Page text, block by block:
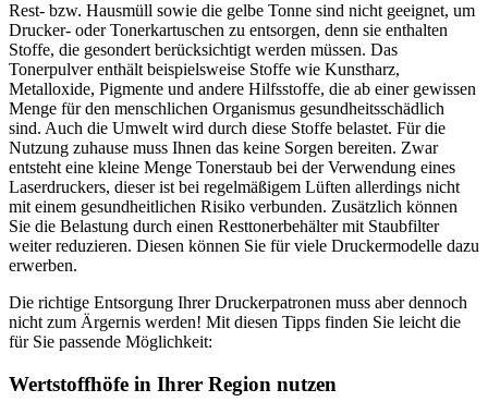
Rest- bzw. Hausmüll sowie die gelbe Tonne sind nicht geeignet, um
Drucker- oder Tonerkartuschen zu entsorgen, denn sie enthalten
Stoffe, die gesondert berücksichtigt werden müssen. Das
Tonerpulver enthält beispielsweise Stoffe wie Kunstharz,
Metalloxide, Pigmente und andere Hilfsstoffe, die ab einer gewissen
Menge für den menschlichen Organismus gesundheitsschädlich
sind. Auch die Umwelt wird durch diese Stoffe belastet. Für die
Nutzung zuhause muss Ihnen das keine Sorgen bereiten. Zwar
entsteht eine kleine Menge Tonerstaub bei der Verwendung eines
Laserdruckers, dieser ist bei regelmäßigem Lüften allerdings nicht
mit einem gesundheitlichen Risiko verbunden. Zusätzlich können
Sie die Belastung durch einen Resttonerbehälter mit Staubfilter
weiter reduzieren. Diesen können Sie für viele Druckermodelle dazu
erwerben.
Die richtige Entsorgung Ihrer Druckerpatronen muss aber dennoch
nicht zum Ärgernis werden! Mit diesen Tipps finden Sie leicht die
für Sie passende Möglichkeit:
Wertstoffhöfe in Ihrer Region nutzen